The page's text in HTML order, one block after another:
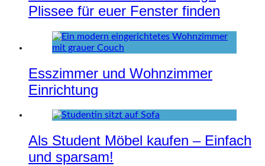
Plissee für euer Fenster finden
Esszimmer und Wohnzimmer
Einrichtung
Als Student Möbel kaufen – Einfach
und sparsam!